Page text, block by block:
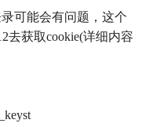
可能会有问题，这个
去获取cookie(详细内容